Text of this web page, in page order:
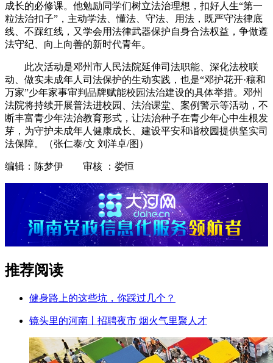
成长的必修课。他勉励同学们树立法治理想，扣好人生“第一
粒法治扣子”，主动学法、懂法、守法、用法，既严守法律底
线、不踩红线，又学会用法律武器保护自身合法权益，争做遵
法守纪、向上向善的新时代青年。
此次活动是邓州市人民法院延伸司法职能、深化法校联
动、做实未成年人司法保护的生动实践，也是“邓护花开·穰和
万家”少年家事审判品牌赋能校园法治建设的具体举措。邓州
法院将持续开展普法进校园、法治课堂、案例警示等活动，不
断丰富青少年法治教育形式，让法治种子在青少年心中生根发
芽，为守护未成年人健康成长、建设平安和谐校园提供坚实司
法保障。（张仁泰/文 刘洋卓/图）
编辑：陈梦伊 审核 ：娄恒
推荐阅读
健身路上的这些坑，你踩过几个？
镜头里的河南丨招聘夜市 烟火气里聚人才